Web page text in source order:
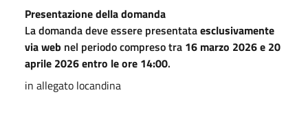
Presentazione della domanda
La domanda deve essere presentataesclusivamente
via web nel periodo compreso tra 16 marzo 2026 e 20
aprile 2026 entro le ore 14:00.
in allegato locandina